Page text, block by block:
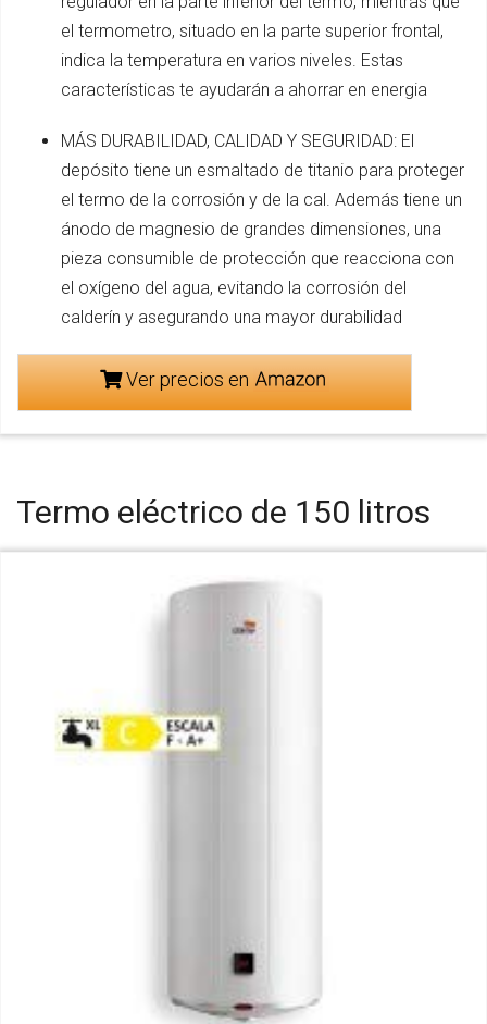
el termometro, situado en la parte superior frontal,
indica la temperatura en varios niveles. Estas
características te ayudarán a ahorrar en energia
MÁS DURABILIDAD, CALIDAD Y SEGURIDAD: El
depósito tiene un esmaltado de titanio para proteger
el termo de la corrosión y de la cal. Además tiene un
ánodo de magnesio de grandes dimensiones, una
pieza consumible de protección que reacciona con
el oxígeno del agua, evitando la corrosión del
calderín y asegurando una mayor durabilidad
Ver precios en
Termo eléctrico de 150 litros